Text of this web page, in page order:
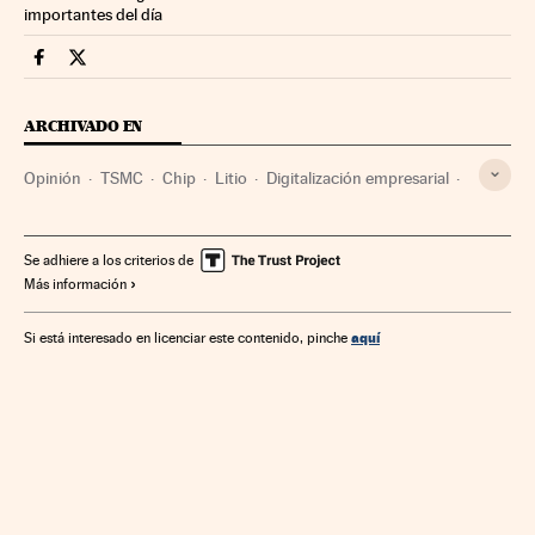
importantes del día
Opinion Cinco Días en Facebook
Opinion Cinco Días en Twitter
ARCHIVADO EN
Opinión TSMC Chip Litio Digitalización empresarial
Asia Oriental Tecnología digital Asia Materias primas
Informática
Industria Ciencia
Se adhiere a los criterios de
Más información
Si está interesado en licenciar este contenido, pinche aquí